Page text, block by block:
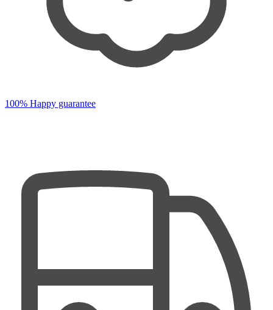
100% Happy guarantee